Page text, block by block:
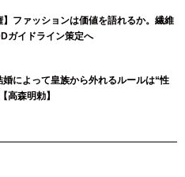
】ファッションは価値を語れるか。繊維
ガイドライン策定へ
によって皇族から外れるルールは“性
高森明勅】